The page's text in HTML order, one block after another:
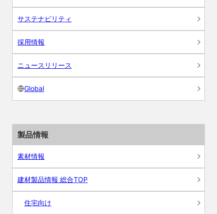
サステナビリティ
採用情報
ニュースリリース
Global
製品情報
素材情報
建材製品情報 総合TOP
住宅向け